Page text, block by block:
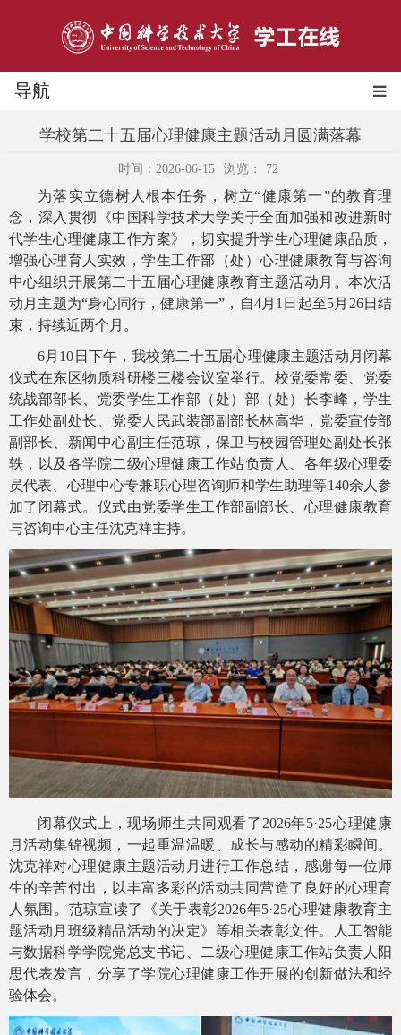
导航
学校第二十五届心理健康主题活动月圆满落幕
时间：2026-06-15 浏览： 72
为落实立德树人根本任务，树立“健康第一”的教育理
念，深入贯彻《中国科学技术大学关于全面加强和改进新时
代学生心理健康工作方案》，切实提升学生心理健康品质，
增强心理育人实效，学生工作部（处）心理健康教育与咨询
中心组织开展第二十五届心理健康教育主题活动月。本次活
动月主题为“身心同行，健康第一”，自4月1日起至5月 26日结
束 ，持续近两个月 。
6月10日下午，我校第二十五届心理健康主题活动月闭幕
仪式在东区物质科研楼三楼会议室举行。校党委常委、党委
统战部部长、党委学生工作部（处）部（处）长李峰，学生
工作处副处长、党委人民武装部副部长林高华，党委宣传部
副部长、新闻中心副主任范琼，保卫与校园管理处副处长张
轶，以及各学院二级心理健康工作站负责人 、各年级心理委
员代表 、心理中心专兼职心理咨询师和学生助理等140余人参
加了闭幕式。仪式由党委学生工作部副部长、心理健康教育
与咨询中心主任沈克祥主持。
闭幕仪式上，现场师生共同 观看了 2026年5·25心理健康
月活动集锦视频，一起重温温暖、成长与感动的精彩瞬间。
沈克祥对心理健康主题活动月进行工作总结，感谢每一位师
生的辛苦付出，以丰富多彩的活动共同营造了良好的心理育
人氛围。范琼宣读了《关于表彰2026年5·25心理健康教育主
题活动月班级精品活动的决定》等相关表彰文件。人工智能
与数据科学学院党总支书记、二级心理健康工作站负责人阳
思代表发言，分享了学院心理健康工作开展的创新做法和经
验体会。